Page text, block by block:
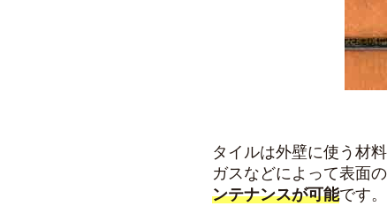
タイルは外壁に使う材
ガスなどによって表面
ンテナンスが可能です。